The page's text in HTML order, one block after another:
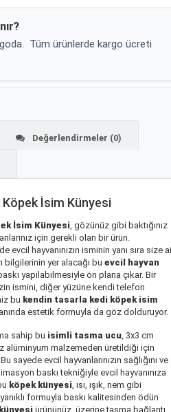
Tüm ürünlerde kargo ücreti
Değerlendirmeler (0)
İsim Künyesi
İsim Künyesi , gözünüz gibi baktığınız
için gerekli olan bir ürün.
evcil hayvanınızın isminin yanı sıra size
bilgilerinin yer alacağı bu evcil hayvan
yapılabilmesiyle ön plana çıkar. Bir
ismini, diğer yüzüne kendi telefon
bu kendin tasarla kedi köpek isim
estetik formuyla da göz dolduruyor.
sahip bu isimli tasma ucu , 3x3 cm
alüminyum malzemeden üretildiği için
sayede evcil hayvanlarınızın sağlığını ve
baskı tekniğiyle evcil hayvanınıza
köpek künyesi , ısı, ışık, nem gibi
formuyla baskı kalitesinden ödün
ürününüz, üzerine tasma bağlantı